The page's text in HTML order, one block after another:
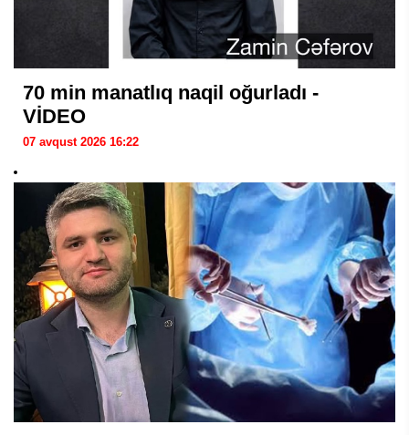
70 min manatlıq naqil oğurladı -
VİDEO
07 avqust 2026 16:22